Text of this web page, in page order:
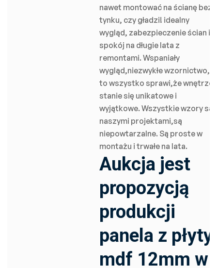
nawet montować na ścianę bez
tynku, czy gładzi! idealny
wygląd, zabezpieczenie ścian i
spokój na długie lata z
remontami. Wspaniały
wygląd,niezwykłe wzornictwo,
to wszystko sprawi,że wnętrze
stanie się unikatowe i
wyjątkowe. Wszystkie wzory są
naszymi projektami,są
niepowtarzalne. Są proste w
montażu i trwałe na lata.
Aukcja jest
propozycją
produkcji
panela z płyty
mdf 12mm w